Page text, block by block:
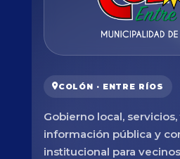
COLÓN · ENTRE RÍOS
Gobierno local,
información pública y
institucional para